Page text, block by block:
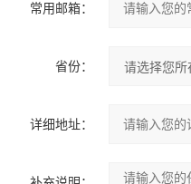
常用邮箱：
省份：
详细地址：